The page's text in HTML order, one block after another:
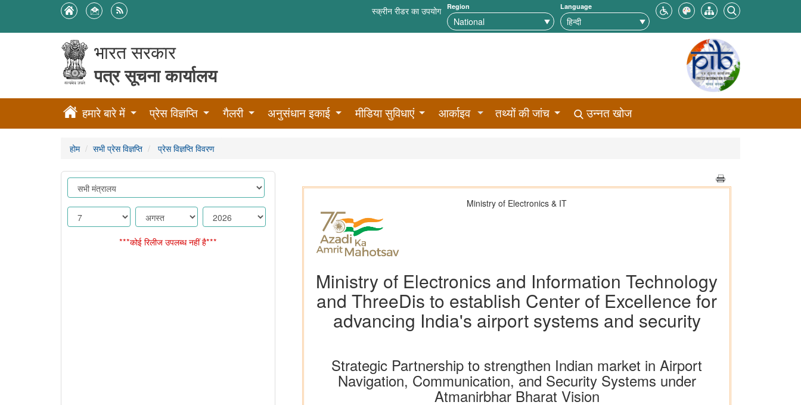
स्क्रीन रीडर का उपयोग Region Language
भारत सरकार
पत्र सूचना कार्यालय
हमारे बारे में प्रेस विज्ञप्ति गैलरी अनुसंधान इकाई मीडिया सुविधाएं आर्काइव तथ्यों की जांच उन्नत खोज
होम सभी प्रेस विज्ञप्ति प्रेस विज्ञप्ति विवरण
***कोई रिलीज उपलब्ध नहीं है***